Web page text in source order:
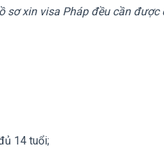
sơ xin visa Pháp đều cần được
14 tuổi;